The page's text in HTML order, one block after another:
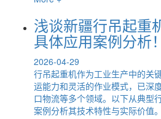
浅谈新疆行吊起重
具体应用案例分析！
2026-04-29
行吊起重机作为工业生产中的关
运能力和灵活的作业模式，已深
口物流等多个领域。以下从典型
案例分析其技术特性与实际价值